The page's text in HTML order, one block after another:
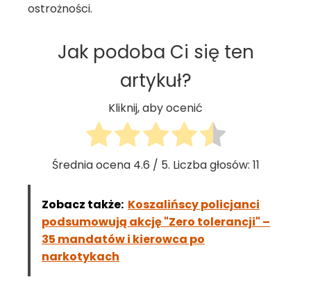
ostrożności.
Jak podoba Ci się ten
artykuł?
Kliknij, aby ocenić
Średnia ocena 4.6 / 5. Liczba głosów: 11
Zobacz także: Koszalińscy policjanci
podsumowują akcję "Zero tolerancji" –
35 mandatów i kierowca po
narkotykach